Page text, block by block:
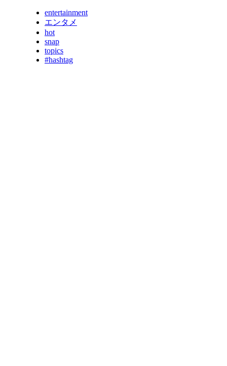
entertainment
エンタメ
hot
snap
topics
#hashtag